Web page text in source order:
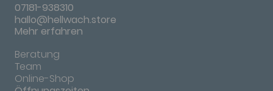
07181-938310
hallo@hellwach.store
Mehr erfahren
Beratung
Team
Online-Shop